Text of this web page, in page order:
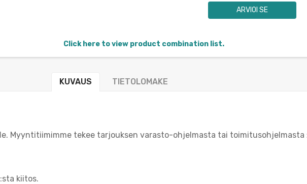
ARVIOI SE
Click here to view product combination list.
KUVAUS TIETOLOMAKE
Myyntitiimimme tekee tarjouksen varasto-ohjelmasta tai toimitusohjelmasta
kiitos.